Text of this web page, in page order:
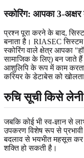
स्कोरिंग: आपका 3-
प्रश्न पूरा करने के बाद,
बनाता है। RIASEC
स्कोरिंग वाले क्षेत्र आपका
सामाजिक के लिए) बन जाते
आशुलिपि के रूप में काम
करियर के डेटाबेस को
रुचि सूची किसे लेनी
जबकि कोई भी स्व-ज्ञान से
उपकरण विशेष रूप से
बदलाव से भयभीत महसूस
शक्ति हो सकती है।